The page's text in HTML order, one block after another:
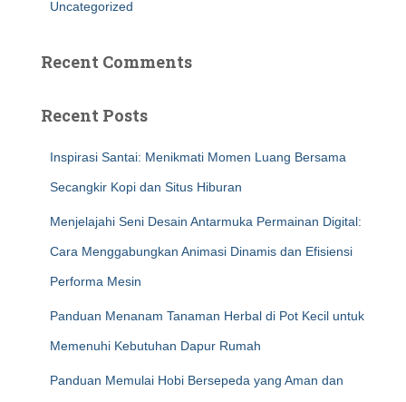
Uncategorized
Recent Comments
Recent Posts
Inspirasi Santai: Menikmati Momen Luang Bersama
Secangkir Kopi dan Situs Hiburan
Menjelajahi Seni Desain Antarmuka Permainan Digital:
Cara Menggabungkan Animasi Dinamis dan Efisiensi
Performa Mesin
Panduan Menanam Tanaman Herbal di Pot Kecil untuk
Memenuhi Kebutuhan Dapur Rumah
Panduan Memulai Hobi Bersepeda yang Aman dan